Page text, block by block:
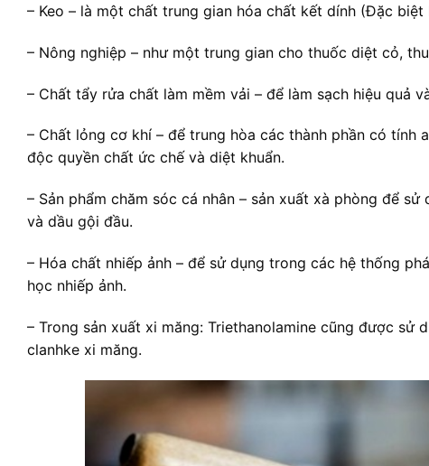
– Keo – là một chất trung gian hóa chất kết dính (Đặc
– Nông nghiệp – như một trung gian cho thuốc diệt cỏ,
– Chất tẩy rửa chất làm mềm vải – để làm sạch hiệu quả
– Chất lỏng cơ khí – để trung hòa các thành phần có tính
độc quyền chất ức chế và diệt khuẩn.
– Sản phẩm chăm sóc cá nhân – sản xuất xà phòng để
và dầu gội đầu.
– Hóa chất nhiếp ảnh – để sử dụng trong các hệ thống
học nhiếp ảnh.
– Trong sản xuất xi măng: Triethanolamine cũng được sử
clanhke xi măng.